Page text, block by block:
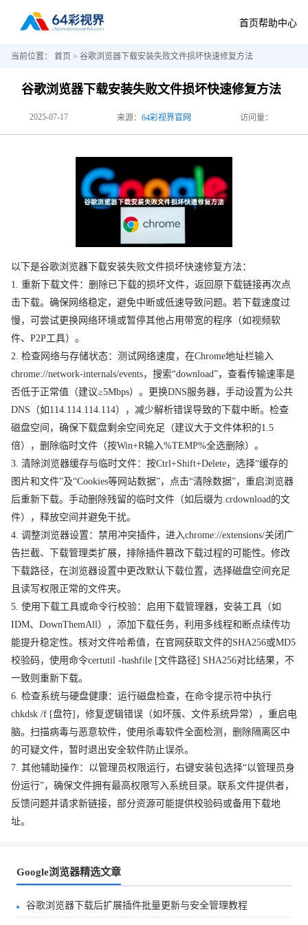
首页帮助中心
当前位置： 首页 > 谷歌浏览器下载安装失败文件损坏快速修复方法
谷歌浏览器下载安装失败文件损坏快速修复方法
2025-07-17 来源： 64彩视界官网 访问量：
以下是谷歌浏览器下载安装失败文件损坏快速修复方法：
1. 重新下载文件：删除已下载的损坏文件，返回原下载链接再次点
击下载。确保网络稳定，避免中断或低速导致问题。若下载速度过
慢，可尝试更换网络环境或暂停其他占用带宽的程序（如视频软
件、P2P工具）。
2. 检查网络与存储状态：测试网络速度，在Chrome地址栏输入
chrome://network-internals/events，搜索“download”，查看传输速率是
否低于正常值（建议≥5Mbps）。更换DNS服务器，手动设置为公共
DNS（如114.114.114.114），减少解析错误导致的下载中断。检查
磁盘空间，确保下载盘剩余空间充足（建议大于文件体积的1.5
倍），删除临时文件（按Win+R输入%TEMP%全选删除）。
3. 清除浏览器缓存与临时文件：按Ctrl+Shift+Delete，选择“缓存的
图片和文件”及“Cookies等网站数据”，点击“清除数据”，重启浏览器
后重新下载。手动删除残留的临时文件（如后缀为.crdownload的文
件），释放空间并避免干扰。
4. 调整浏览器设置：禁用冲突插件，进入chrome://extensions/关闭广
告拦截、下载管理类扩展，排除插件篡改下载过程的可能性。修改
下载路径，在浏览器设置中更改默认下载位置，选择磁盘空间充足
且读写权限正常的文件夹。
5. 使用下载工具或命令行校验：启用下载管理器，安装工具（如
IDM、DownThemAll），添加下载任务，利用多线程和断点续传功
能提升稳定性。核对文件哈希值，在官网获取文件的SHA256或MD5
校验码，使用命令certutil -hashfile [文件路径] SHA256对比结果，不
一致则重新下载。
6. 检查系统与硬盘健康：运行磁盘检查，在命令提示符中执行
chkdsk /f [盘符]，修复逻辑错误（如坏簇、文件系统异常），重启电
脑。扫描病毒与恶意软件，使用杀毒软件全面检测，删除隔离区中
的可疑文件，暂时退出安全软件防止误杀。
7. 其他辅助操作：以管理员权限运行，右键安装包选择“以管理员身
份运行”，确保文件拥有最高权限写入系统目录。联系文件提供者，
反馈问题并请求新链接，部分资源可能提供校验码或备用下载地
址。
Google浏览器精选文章
谷歌浏览器下载后扩展插件批量更新与安全管理教程